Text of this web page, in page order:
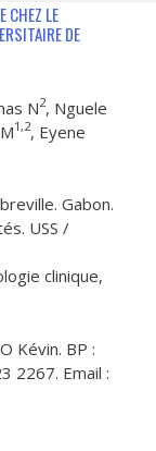
CHEZ LE
DE
N2, Nguele
1,2, Eyene
Gabon.
USS /
clinique,
Kévin. BP :
2267. Email :